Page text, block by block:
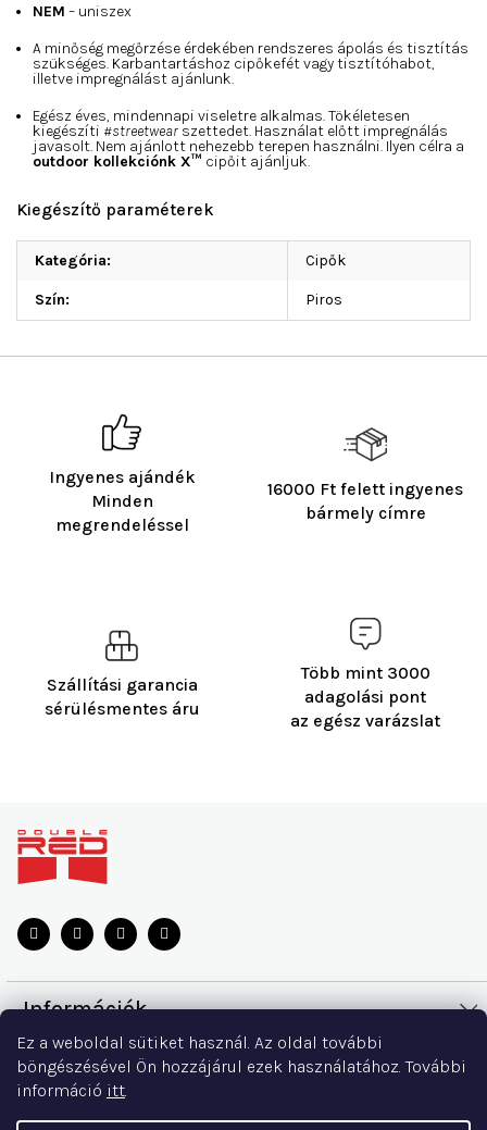
Ez a weboldal sütiket használ. Az oldal további
böngészésével Ön hozzájárul ezek használatához. További
információ itt.
Ingyenes ajándék
Minden
megrendeléssel
16000 Ft felett ingyenes
bármely címre
Szállítási garancia
sérülésmentes áru
Több mint 3000
adagolási pont
az egész varázslat
NEM – uniszex
A minőség megőrzése érdekében rendszeres ápolás és tisztítás
szükséges. Karbantartáshoz cipőkefét vagy tisztítóhabot,
illetve impregnálást ajánlunk.
Egész éves, mindennapi viseletre alkalmas. Tökéletesen
kiegészíti #streetwear szettedet. Használat előtt impregnálás
javasolt. Nem ajánlott nehezebb terepen használni. Ilyen célra a
outdoor kollekciónk X™ cipőit ajánljuk.
Kiegészítő paraméterek
Kategória: Cipők
Szín: Piros
Információk
Szállítás és fizetés
Csere és visszaküldés
Minden a vásárlásról
Kapcsolat